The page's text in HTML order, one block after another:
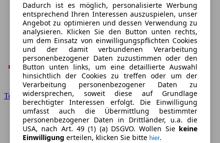
Toyota
Dadurch ist es möglich, personalisierte Werbung
entsprechend Ihren Interessen auszuspielen, unser
Angebot zu optimieren und dessen Verwendung zu
analysieren. Klicken Sie den Button unten rechts,
um dem Einsatz von einwilligungspflichten Cookies
und der damit verbundenen Verarbeitung
personenbezogener Daten zuzustimmen oder den
Button unten links, um eine detaillierte Auswahl
hinsichtlich der Cookies zu treffen oder um der
Verarbeitung personenbezogener Daten zu
widersprechen, soweit diese auf Grundlage
berechtigter Interessen erfolgt. Die Einwilligung
umfasst auch die Übermittlung bestimmter
personenbezogener Daten in Drittländer, u.a. die
USA, nach Art. 49 (1) (a) DSGVO. Wollen Sie keine
Einwilligung erteilen, klicken Sie bitte hier.